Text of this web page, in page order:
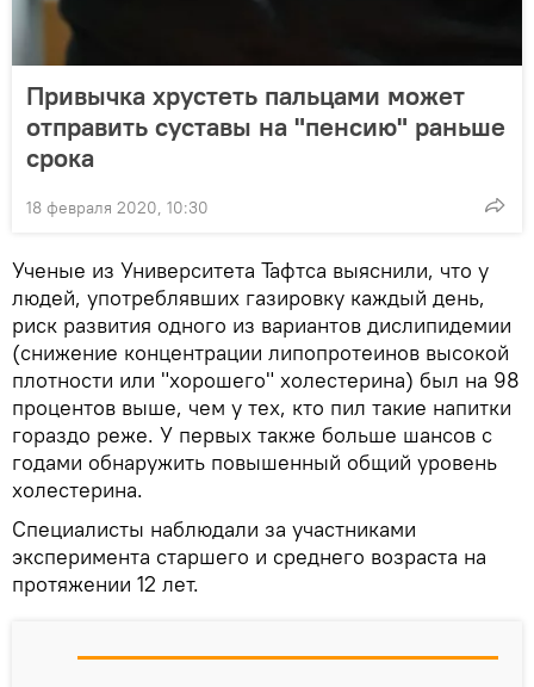
Привычка хрустеть пальцами может
отправить суставы на "пенсию" раньше
срока
18 февраля 2020, 10:30
Ученые из Университета Тафтса выяснили, что у
людей, употреблявших газировку каждый день,
риск развития одного из вариантов дислипидемии
(снижение концентрации липопротеинов высокой
плотности или "хорошего" холестерина) был на 98
процентов выше, чем у тех, кто пил такие напитки
гораздо реже. У первых также больше шансов с
годами обнаружить повышенный общий уровень
холестерина.
Специалисты наблюдали за участниками
эксперимента старшего и среднего возраста на
протяжении 12 лет.